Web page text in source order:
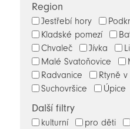
Region
Jestřebí hory
Kladské pomezí
Chvaleč
Jívka
Malé Svatoňovice
Radvanice
Rtyně
Suchovršice
Úpice
Další filtry
kulturní pro děti